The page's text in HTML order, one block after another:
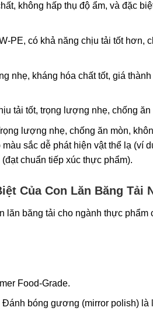
không hấp thụ độ ẩm, và đặc
PE, có khả năng chịu tải tốt hơn,
nhẹ, kháng hóa chất tốt, giá
tải tốt, trọng lượng nhẹ, chống ăn
lượng nhẹ, chống ăn mòn,
sắc dễ phát hiện vật thể lạ (ví
chuẩn tiếp xúc thực phẩm).
Của Con Lăn Băng Tải
lăn băng tải cho ngành thực phẩm
Food-Grade.
bóng gương (mirror polish) là